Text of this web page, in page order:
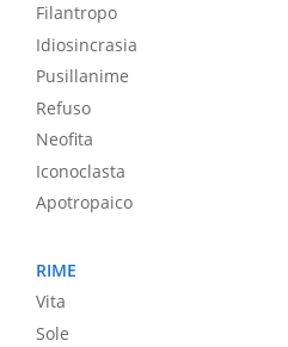
Filantropo
Idiosincrasia
Pusillanime
Refuso
Neofita
Iconoclasta
Apotropaico
RIME
Vita
Sole